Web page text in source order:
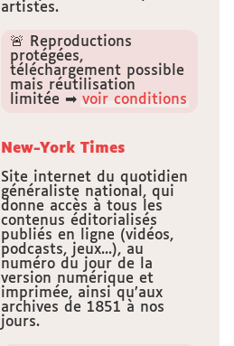
artistes.
🚨 Reproductions
protégées,
téléchargement possible
mais réutilisation
limitée ➡ voir conditions
New-York Times
Site internet du quotidien
généraliste national, qui
donne accès à tous les
contenus éditorialisés
publiés en ligne (vidéos,
podcasts, jeux...), au
numéro du jour de la
version numérique et
imprimée, ainsi qu’aux
archives de 1851 à nos
jours.